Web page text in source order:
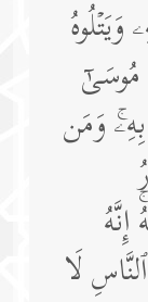
مُوسَىٰۤ
وَمَن
لَا